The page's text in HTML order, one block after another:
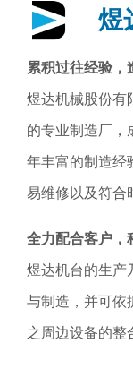
煜
累积过往经验，
煜达机械股份有
的专业制造厂，
年丰富的制造经
易维修以及符合
全力配合客户，
煜达机台的生产
与制造，并可依
之周边设备的整